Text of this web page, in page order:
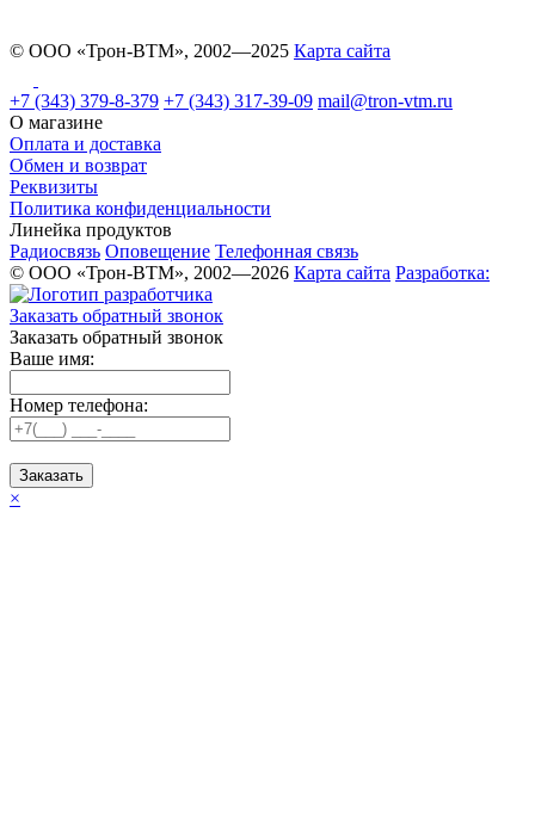
© ООО «Трон-ВТМ», 2002—2025 Карта сайта
+7 (343) 379-8-379 +7 (343) 317-39-09 mail@tron-vtm.ru
О магазине
Оплата и доставка
Обмен и возврат
Реквизиты
Политика конфиденциальности
Линейка продуктов
Радиосвязь Оповещение Телефонная связь
© ООО «Трон-ВТМ», 2002—2026 Карта сайта Разработка:
Заказать обратный звонок
Заказать обратный звонок
Ваше имя:
Номер телефона:
Заказать
×